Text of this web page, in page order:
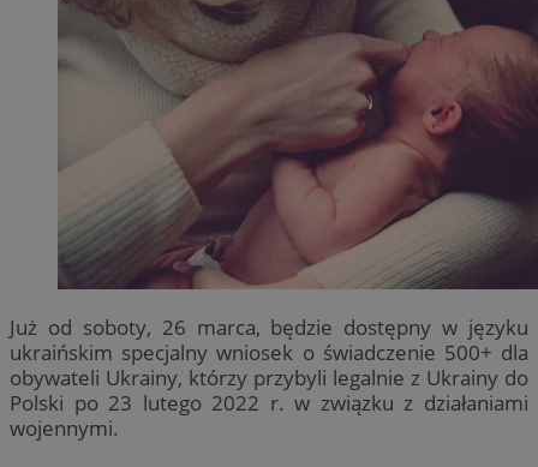
Już od soboty, 26 marca, będzie dostępny w języku
ukraińskim specjalny wniosek o świadczenie 500+ dla
obywateli Ukrainy, którzy przybyli legalnie z Ukrainy do
Polski po 23 lutego 2022 r. w związku z działaniami
wojennymi.